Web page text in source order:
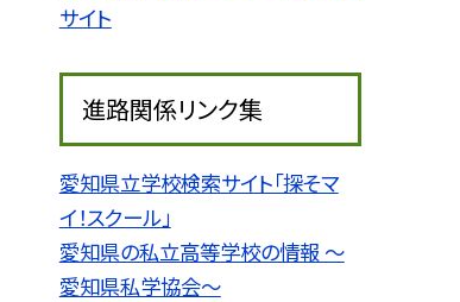
サイト
進路関係リンク集
愛知県立学校検索サイト「探そマ
イ！スクール」
愛知県の私立高等学校の情報 〜
愛知県私学協会〜